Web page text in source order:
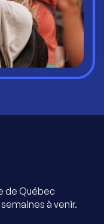
de Québec
à venir.